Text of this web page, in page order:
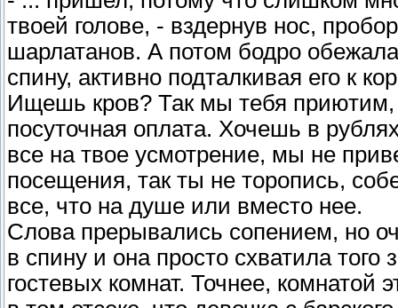
твоей голове, - вздернув нос,
шарлатанов. А потом бодро
спину, активно подталкивая его к
Ищешь кров? Так мы тебя приютим,
посуточная оплата. Хочешь в
все на твое усмотрение, мы не
посещения, так ты не торопись,
все, что на душе или вместо нее.
Слова прерывались сопением, но
в спину и она просто схватила того
гостевых комнат. Точнее, комнатой